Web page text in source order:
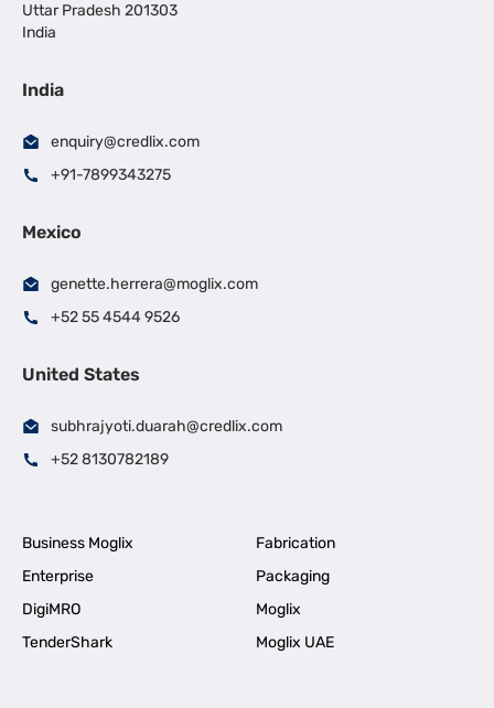
Uttar Pradesh 201303
India
India
enquiry@credlix.com
+91-7899343275
Mexico
genette.herrera@moglix.com
+52 55 4544 9526
United States
subhrajyoti.duarah@credlix.com
+52 8130782189
Business Moglix
Fabrication
Enterprise
Packaging
DigiMRO
Moglix
TenderShark
Moglix UAE